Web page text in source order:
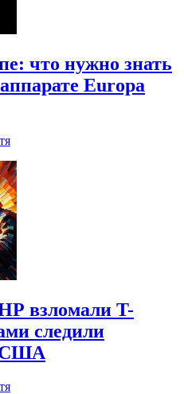
что нужно знать
Europa
взломали T-
следили
США